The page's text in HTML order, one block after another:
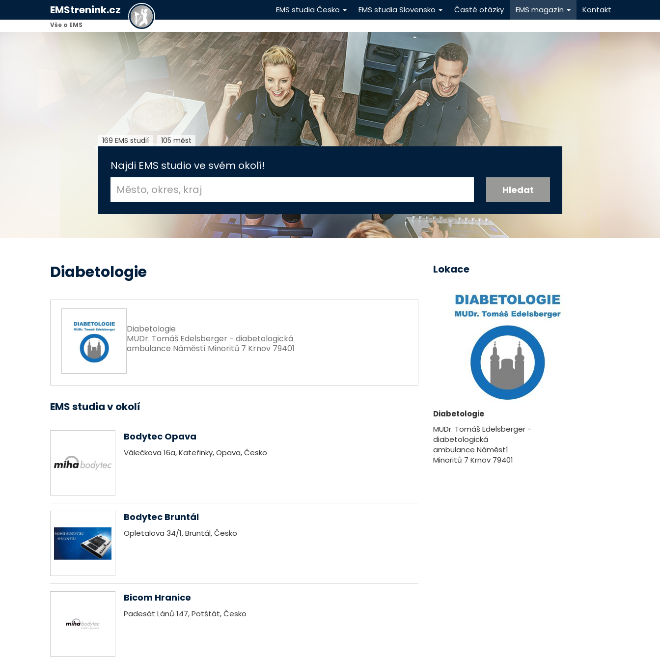
EMStrenink.cz
Vše o EMS
EMS studia Česko EMS studia Slovensko Časté otázky EMS magazín Kontakt
169 EMS studií 105 měst
Najdi EMS studio ve svém okolí!
Diabetologie
Diabetologie
MUDr. Tomáš Edelsberger - diabetologická
ambulance Náměstí Minoritů 7 Krnov 79401
EMS studia v okolí
Bodytec Opava
Válečkova 16a, Kateřinky, Opava, Česko
Bodytec Bruntál
Opletalova 34/1, Bruntál, Česko
Bicom Hranice
Padesát Lánů 147, Potštát, Česko
Lokace
Diabetologie
MUDr. Tomáš Edelsberger -
diabetologická
ambulance Náměstí
Minoritů 7 Krnov 79401